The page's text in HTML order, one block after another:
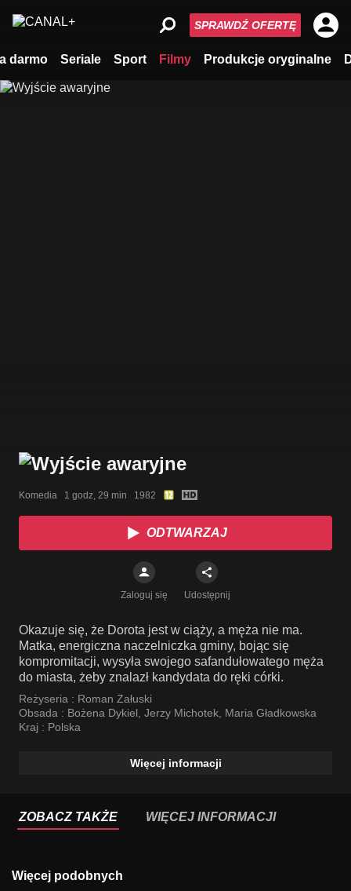
darmo Seriale Sport Filmy Produkcje oryginalne
SPRAWDŹ OFERTĘ
Komedia   1 godz, 29 min   1982
ODTWARZAJ
Zaloguj się Udostępnij
Okazuje się, że Dorota jest w ciąży, a męża nie ma.
Matka, energiczna naczelniczka gminy, bojąc się
kompromitacji, wysyła swojego safandułowatego męża
do miasta, żeby znalazł kandydata do ręki córki.
Reżyseria : Roman Załuski
Obsada : Bożena Dykiel, Jerzy Michotek, Maria Gładkowska
Kraj : Polska
Więcej informacji
ZOBACZ TAKŻE WIĘCEJ INFORMACJI
Więcej podobnych